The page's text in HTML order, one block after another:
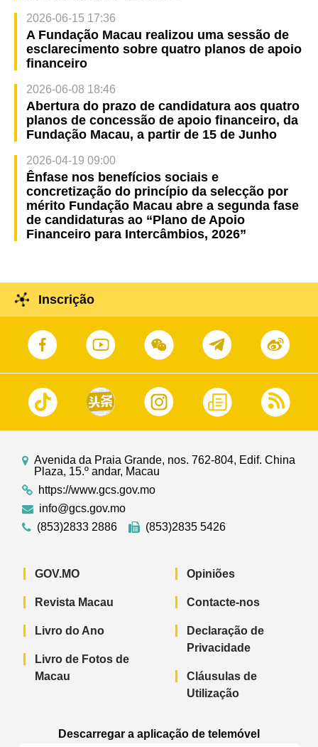
2026-06-15 17:36
A Fundação Macau realizou uma sessão de
esclarecimento sobre quatro planos de apoio
financeiro
2026-06-08 18:46
Abertura do prazo de candidatura aos quatro
planos de concessão de apoio financeiro, da
Fundação Macau, a partir de 15 de Junho
2026-04-19 09:00
Ênfase nos benefícios sociais e
concretização do princípio da selecção por
mérito Fundação Macau abre a segunda fase
de candidaturas ao “Plano de Apoio
Financeiro para Intercâmbios, 2026”
Inscrição
Avenida da Praia Grande, nos. 762-804, Edif. China
Plaza, 15.º andar, Macau
https://www.gcs.gov.mo
info@gcs.gov.mo
(853)2833 2886
(853)2835 5426
GOV.MO
Revista Macau
Livro do Ano
Livro de Fotos de
Macau
Opiniões
Contacte-nos
Declaração de
Privacidade
Cláusulas de
Utilização
Descarregar a aplicação de telemóvel